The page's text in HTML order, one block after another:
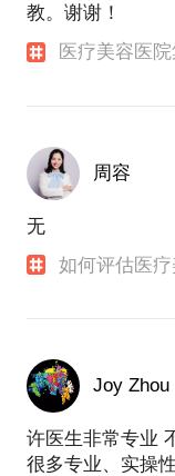
专访 | 跨界搞医
2018年第一场医
教。谢谢！
医疗美容医
周容
无
如何评估医
Joy Zhou
许医生非常专业
很多专业、实操